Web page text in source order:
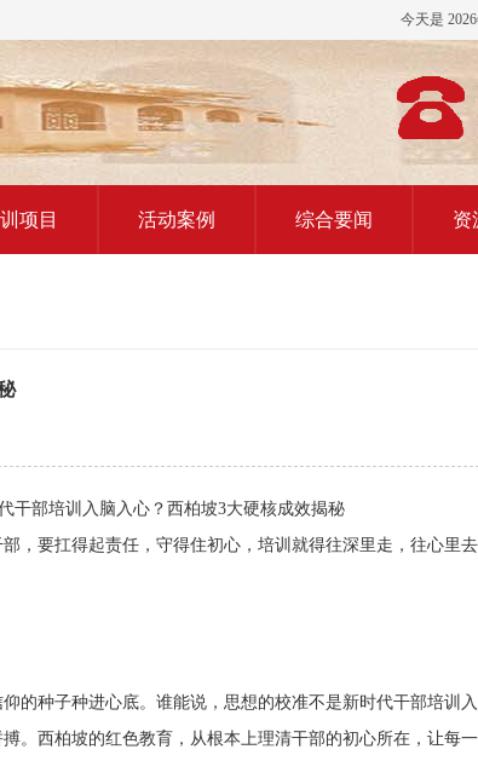
今天是
项目 活动案例 综合要闻 资
干部培训入脑入心？西柏坡3大硬核成效揭秘
，要扛得起责任，守得住初心，培训就得往深里走，往心里
的种子种进心底。谁能说，思想的校准不是新时代干部培训
。西柏坡的红色教育，从根本上理清干部的初心所在，让每